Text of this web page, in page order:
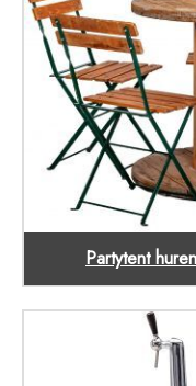
Partytent